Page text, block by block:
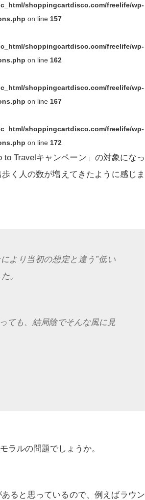
shoppingcartdisco.com/freelife/wp-
on line 157
shoppingcartdisco.com/freelife/wp-
on line 162
shoppingcartdisco.com/freelife/wp-
on line 167
shoppingcartdisco.com/freelife/wp-
on line 172
to Travelキャンペーン」の対象になっ
く人の数が増えてきたように感じま
より当初の想定と違う”低い
。
ても、結局陰でそんな風に見
ラルの問題でしょうか。
ると思っているので、例えばラウン